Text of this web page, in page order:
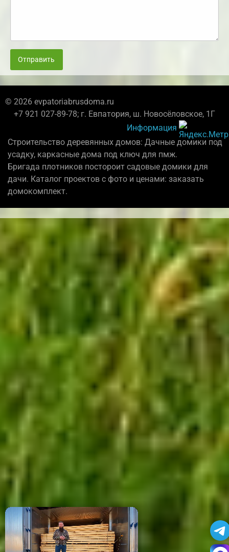
Отправить
© 2026 evpatoriabrusdoma.ru
+7 921 027-89-78; г. Евпатория, ш. Новосёловское, 1Г
Информация
Строительство деревянных домов: Дачные домики под
усадку, каркасные дома под ключ для пмж.
Бригада плотников постороит садовые домики для
дачи. Каталог проектов с фото и ценами: заказать
домокомплект.